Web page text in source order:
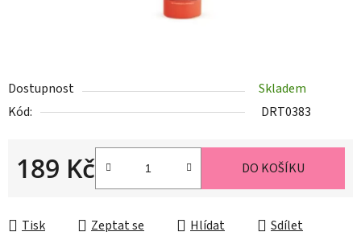
Dostupnost
Skladem
Kód:
DRT0383
189 Kč DO KOŠÍKU
Tisk Zeptat se Hlídat Sdílet